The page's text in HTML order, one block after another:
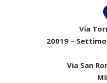
Via
20019 –
Via San